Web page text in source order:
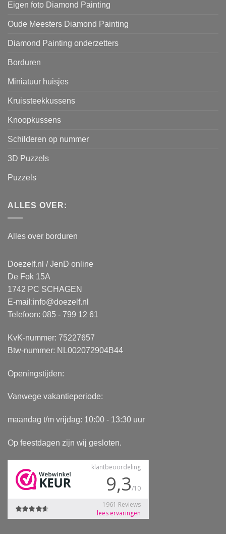
Eigen foto Diamond Painting
Oude Meesters Diamond Painting
Diamond Painting onderzetters
Borduren
Miniatuur huisjes
Kruissteekkussens
Knoopkussens
Schilderen op nummer
3D Puzzels
Puzzels
ALLES OVER:
Alles over borduren
Doezelf.nl / JenD online
De Fok 15A
1742 PC SCHAGEN
E-mail:info@doezelf.nl
Telefoon: 085 - 799 12 61
KvK-nummer: 75227657
Btw-nummer: NL002072904B44
Openingstijden:
Vanwege vakantieperiode:
maandag t/m vrijdag: 10:00 - 13:30 uur
Op feestdagen zijn wij gesloten.